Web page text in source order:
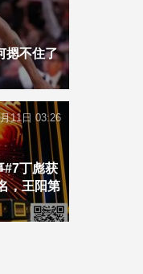
摁不住了
#7丁彪获
，王阳第
11日 03:26